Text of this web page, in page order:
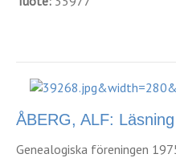
ÅBERG, ALF:
Genealogiska föreningen